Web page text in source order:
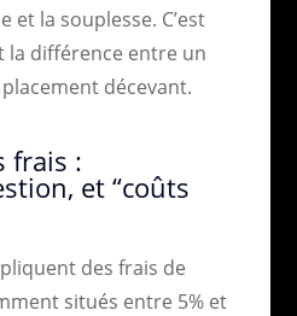
et la souplesse. C’est
la différence entre un
décevant.
frais :
et “coûts
des frais de
situés entre 5% et